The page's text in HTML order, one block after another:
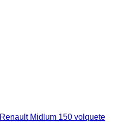
Renault Midlum 150 volquete